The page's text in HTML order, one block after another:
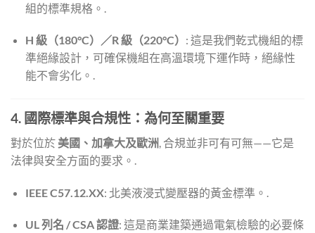
組的標準規格。.
H 級（180°C）／R 級（220°C） : 這是我們乾式機組的標
準絕緣設計，可確保機組在高溫環境下運作時，絕緣性
能不會劣化。.
4. 國際標準與合規性：為何至關重要
對於位於 美國、加拿大及歐洲 , 合規並非可有可無——它是
法律與安全方面的要求。.
IEEE C57.12.XX: 北美液浸式變壓器的黃金標準。.
UL 列名 / CSA 認證: 這是商業建築通過電氣檢驗的必要條